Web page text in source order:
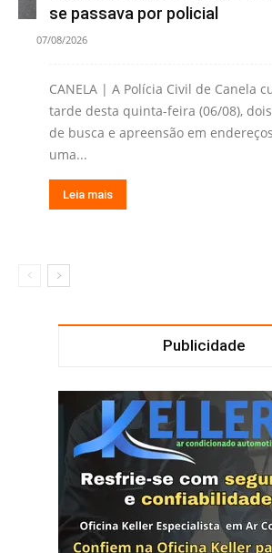
se passava por policial
07/08/2026
CANELA | A Polícia Civil de Canela
tarde desta quinta-feira (06/08),
de busca e apreensão em
uma...
Leia mais
Publicidade